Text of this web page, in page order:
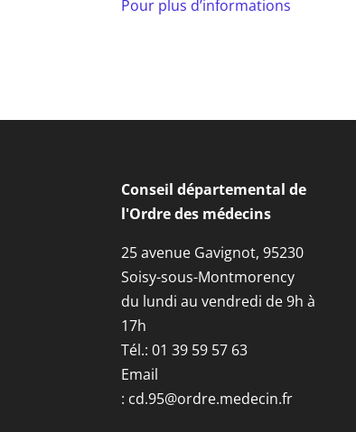
Pour plus d’informations
Conseil départemental de
l'Ordre des médecins
25 avenue Gavignot, 95230
Soisy-sous-Montmorency
du lundi au vendredi de 9h à
17h
Tél.: 01 39 59 57 63
Email
: cd.95@ordre.medecin.fr